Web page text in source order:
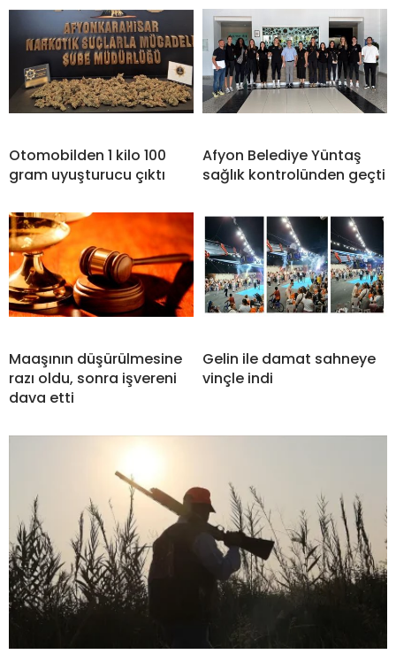
Otomobilden 1 kilo 100
gram uyuşturucu çıktı
Afyon Belediye Yüntaş
sağlık kontrolünden geçti
Maaşının düşürülmesine
razı oldu, sonra işvereni
dava etti
Gelin ile damat sahneye
vinçle indi